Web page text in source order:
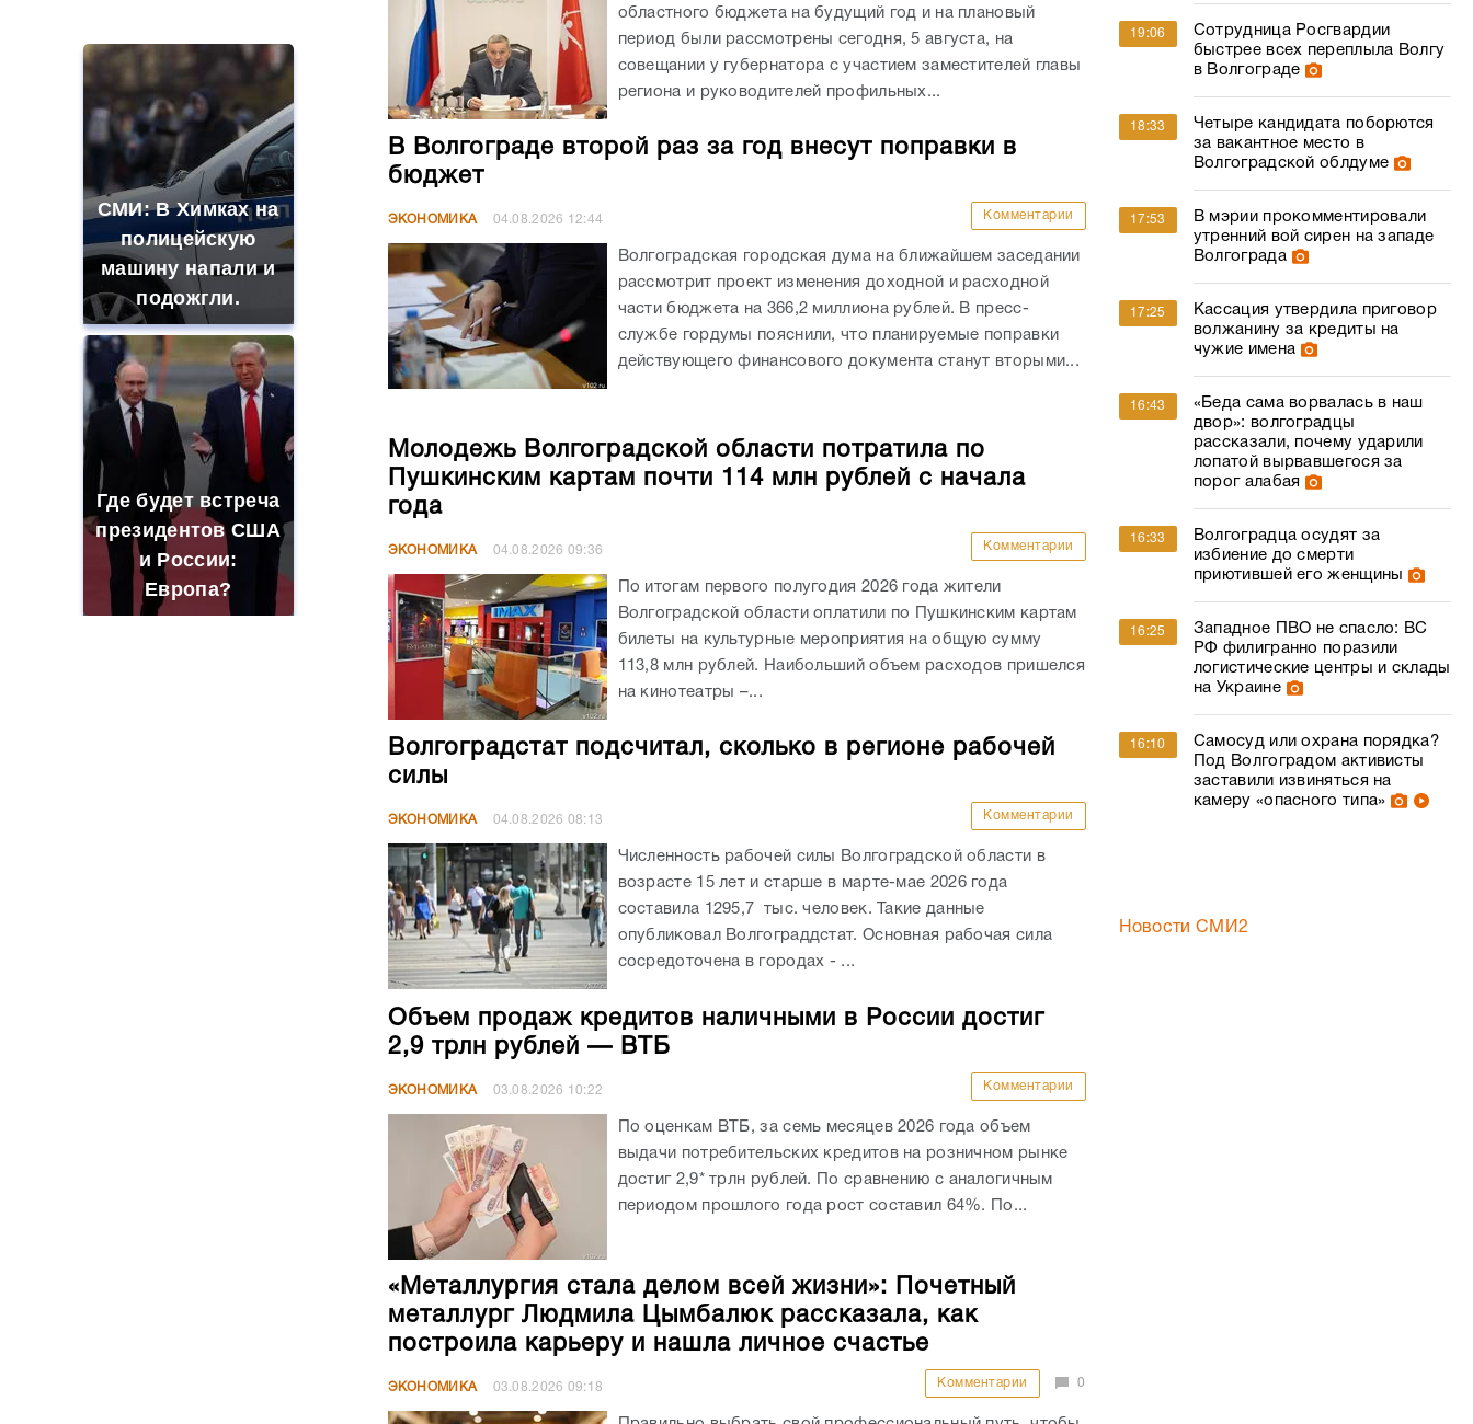
СМИ: В Химках на
полицейскую
машину напали и
подожгли.
Где будет встреча
президентов США
и России:
Европа?
В Волгограде второй раз за год внесут поправки в
бюджет
ЭКОНОМИКА 04.08.2026 12:44 Комментарии
рассмотрит проект изменения доходной и расходной
действующего финансового документа станут вторыми...
Молодежь Волгоградской области потратила по
Пушкинским картам почти 114 млн рублей с начала
года
По итогам первого полугодия 2026 года жители
Волгоградской области оплатили по Пушкинским картам
Волгоградстат подсчитал, сколько в регионе рабочей
силы
ЭКОНОМИКА 04.08.202608:13 Комментарии
возрасте 15 лет и старше в марте-мае 2026 года
Объем продаж кредитов наличными в России достиг
2,9 трлн рублей — ВТБ
ЭКОНОМИКА 03.08.202610:22 Комментарии
выдачи потребительских кредитов на розничном рынке
достиг 2,9* трлн рублей. По сравнению с аналогичным
«Металлургия стала делом всей жизни»: Почетный
металлург Людмила Цымбалюк рассказала, как
построила карьеру и нашла личное счастье
ЭКОНОМИКА 03.08.2026
Правильно выбрать свой профессиональный путь, чтобы
сделать карьеру и добиться признания, – задача
непростая. Нередко жизненные обстоятельства
незапланированно, но именно он и оказывается
верным....
Волгоградской облдуме
В мэрии прокомментировали
утренний вой сирен на западе
Волгограда
Кассация утвердила приговор
волжанину за кредиты на
чужие имена
«Беда сама ворвалась в наш
двор»: волгоградцы
рассказали, почему ударили
лопатой вырвавшегося за
порог алабая
16:33
Волгоградца осудят за
избиение до смерти
приютившей его женщины
Западное ПВО не спасло: ВС
РФ филигранно поразили
логистические центры и склады
на Украине
Самосуд или охрана порядка?
Под Волгоградом активисты
заставили извиняться на
камеру «опасного типа»
Новости СМИ2